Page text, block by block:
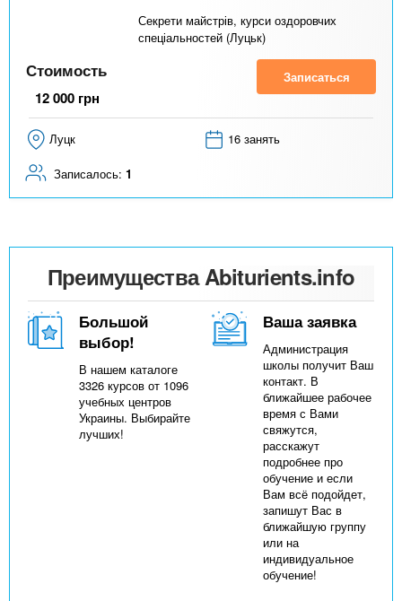
Секрети майстрів, курси оздоровчих
спеціальностей (Луцьк)
Стоимость
12 000 грн
Записаться
Луцк 16 занять
Записалось: 1
Преимущества Abiturients.info
Большой
выбор!
В нашем каталоге
3326 курсов от 1096
учебных центров
Украины. Выбирайте
лучших!
Ваша заявка
Администрация
школы получит Ваш
контакт. В
ближайшее рабочее
время с Вами
свяжутся,
расскажут
подробнее про
обучение и если
Вам всё подойдет,
запишут Вас в
ближайшую группу
или на
индивидуальное
обучение!